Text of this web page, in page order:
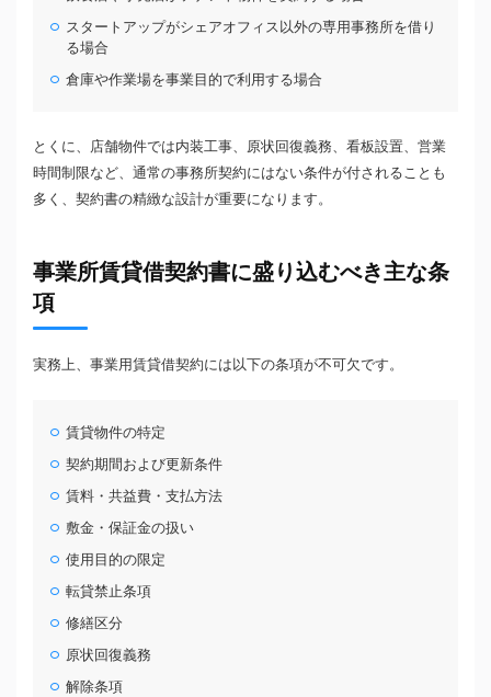
スタートアップがシェアオフィス以外の専用事務所を借り
る場合
倉庫や作業場を事業目的で利用する場合
とくに、店舗物件では内装工事、原状回復義務、看板設置、営業
時間制限など、通常の事務所契約にはない条件が付されることも
多く、契約書の精緻な設計が重要になります。
事業所賃貸借契約書に盛り込むべき主な条
項
実務上、事業用賃貸借契約には以下の条項が不可欠です。
賃貸物件の特定
契約期間および更新条件
賃料・共益費・支払方法
敷金・保証金の扱い
使用目的の限定
転貸禁止条項
修繕区分
原状回復義務
解除条項